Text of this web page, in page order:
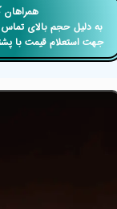
به دلیل حجم بالای
جهت استعلام قیمت با